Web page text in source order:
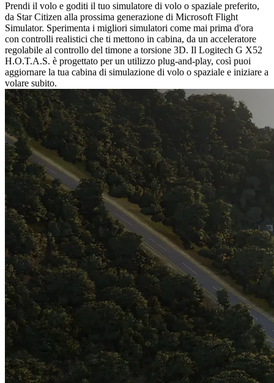
Prendi il volo e goditi il tuo simulatore di volo o spaziale preferito,
da Star Citizen alla prossima generazione di Microsoft Flight
Simulator. Sperimenta i migliori simulatori come mai prima d'ora
con controlli realistici che ti mettono in cabina, da un acceleratore
regolabile al controllo del timone a torsione 3D. Il Logitech G X52
H.O.T.A.S. è progettato per un utilizzo plug-and-play, così puoi
aggiornare la tua cabina di simulazione di volo o spaziale e iniziare a
volare subito.